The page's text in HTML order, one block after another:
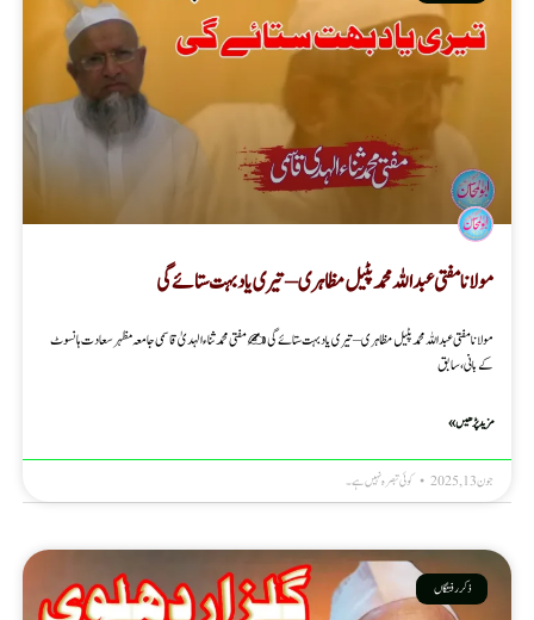
مولانامفتی عبد اللہ محمد پٹیل مظاہری – تیری یاد بہت ستائے گی
مولانامفتی عبد اللہ محمد پٹیل مظاہری – تیری یاد بہت ستائے گی ✍️مفتی محمد ثناء الہدیٰ قاسمی جامعہ مظہر سعادت ہانسوٹ
کے بانی ، سابق
مزید پڑھیں »
جون 13, 2025 کوئی تبصرہ نہیں ہے۔
ذکر رفتگاں